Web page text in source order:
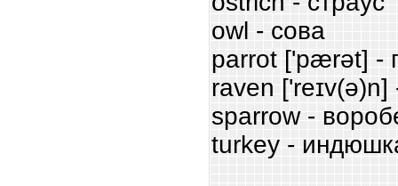
owl - сова
parrot ['pærət] -
raven ['reɪv(ə)n]
sparrow -
turkey -